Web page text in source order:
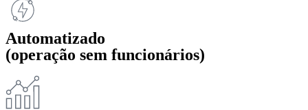
Automatizado
(operação sem funcionários)